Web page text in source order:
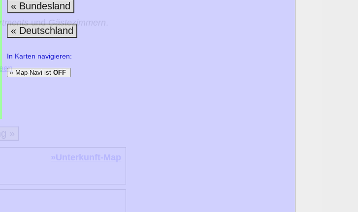
undGästezimmern.
»
»Unterkunft-Map
« Bundesland
« Deutschland
In Karten navigieren:
« Map-Navi ist OFF